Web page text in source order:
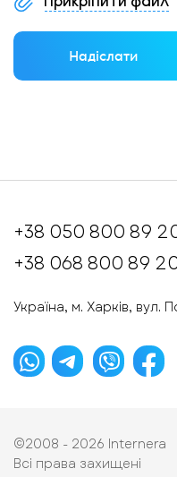
Надіслати
+38 050 800 89
+38 068 800 89
Україна, м. Харків, вул.
©2008 - 2026 Internera
Всі права захищені